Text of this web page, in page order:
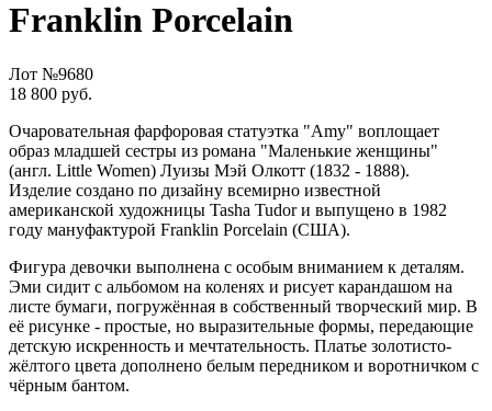
Franklin Porcelain
Лот №9680
18 800 руб.
Очаровательная фарфоровая статуэтка "Amy" воплощает
образ младшей сестры из романа "Маленькие женщины"
(англ. Little Women) Луизы Мэй Олкотт (1832 - 1888).
Изделие создано по дизайну всемирно известной
американской художницы Tasha Tudor и выпущено в 1982
году мануфактурой Franklin Porcelain (США).
Фигура девочки выполнена с особым вниманием к деталям.
Эми сидит с альбомом на коленях и рисует карандашом на
листе бумаги, погружённая в собственный творческий мир. В
её рисунке - простые, но выразительные формы, передающие
детскую искренность и мечтательность. Платье золотисто-
жёлтого цвета дополнено белым передником и воротничком с
чёрным бантом.